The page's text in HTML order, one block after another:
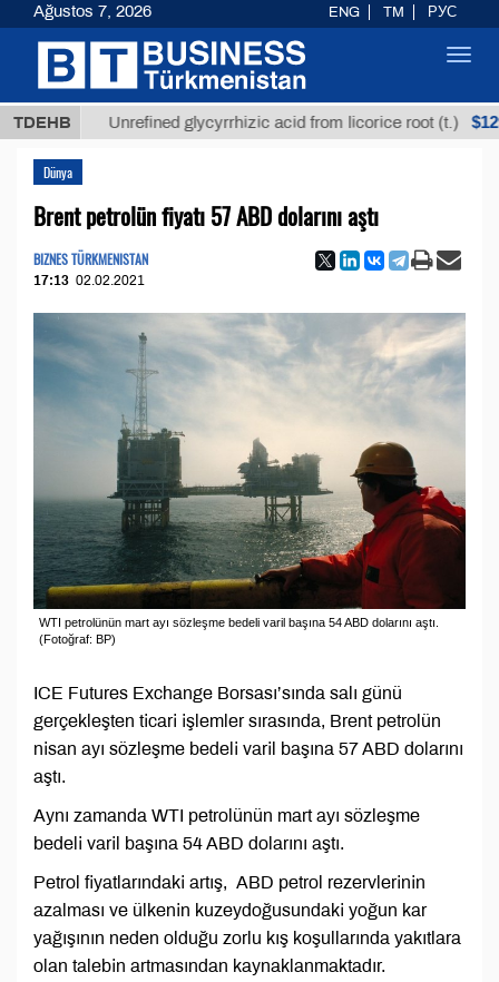
TDEHBUnrefined glycyrrhizic acid from licorice root (t.) $12935,18
Dünya
Brent petrolün fiyatı 57 ABD dolarını aştı
BIZNES TÜRKMENISTAN
17:13 02.02.2021
WTI petrolünün mart ayı sözleşme bedeli varil başına 54 ABD dolarını aştı.
(Fotoğraf: BP)
ICE Futures Exchange Borsası’sında salı günü
gerçekleşten ticari işlemler sırasında, Brent petrolün
nisan ayı sözleşme bedeli varil başına 57 ABD dolarını
aştı.
Aynı zamanda WTI petrolünün mart ayı sözleşme
bedeli varil başına 54 ABD dolarını aştı.
Petrol fiyatlarındaki artış, ABD petrol rezervlerinin
azalması ve ülkenin kuzeydoğusundaki yoğun kar
yağışının neden olduğu zorlu kış koşullarında yakıtlara
olan talebin artmasından kaynaklanmaktadır.
Ağustos 7, 2026 ENG TM РУС